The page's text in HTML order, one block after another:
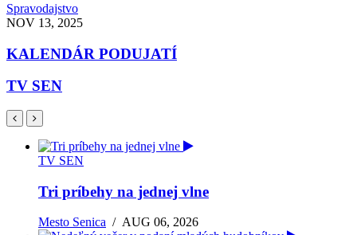
Spravodajstvo
NOV 13, 2025
KALENDÁR PODUJATÍ
TV SEN
TV SEN
Tri príbehy na jednej vlne
Mesto Senica /AUG 06, 2026